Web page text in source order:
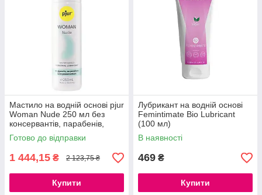
Мастило на водній основі pjur
Woman Nude 250 мл без
консервантів, парабенів,
гліцерину
Готово до відправки
1 444,15 ₴ 2 123,75 ₴
Купити
Лубрикант на водній основі
Femintimate Bio Lubricant
(100 мл)
В наявності
469 ₴
Купити